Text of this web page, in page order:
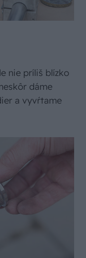
nie príliš blízko
dáme
a vyvŕtame